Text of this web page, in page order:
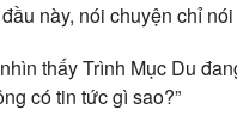
này, nói chuyện chỉ
thấy Trình Mục Du
có tin tức gì sao?”